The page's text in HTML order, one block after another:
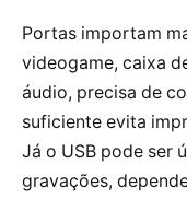
Portas importam
videogame, caixa
áudio, precisa de
suficiente evita
Já o USB pode ser
gravações,